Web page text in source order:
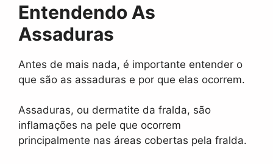
Entendendo As
Assaduras
Antes de mais nada, é importante entender o
que são as assaduras e por que elas ocorrem.
Assaduras, ou dermatite da fralda, são
inflamações na pele que ocorrem
principalmente nas áreas cobertas pela fralda.